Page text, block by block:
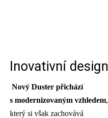
Inovativní design
Nový Duster přichází
s modernizovaným vzhledem,
který si však zachovává